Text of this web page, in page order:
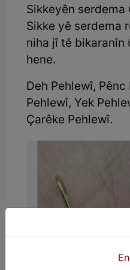
Sikkeyên serdema
Sikke yê serdema
niha jî tê bikaranîn
hene.
Deh Pehlewî,
Pehlewî, Yek
Çarêke Pehlewî.